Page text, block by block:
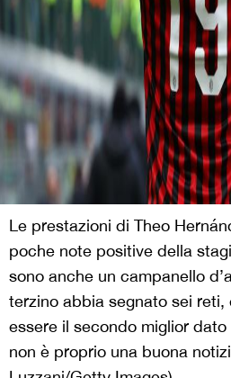
Le prestazioni di Theo
poche note positive della
sono anche un campanello
terzino abbia segnato sei reti,
essere il secondo miglior
non è proprio una buona